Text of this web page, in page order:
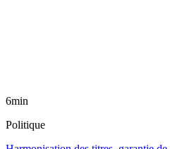
6min
Politique